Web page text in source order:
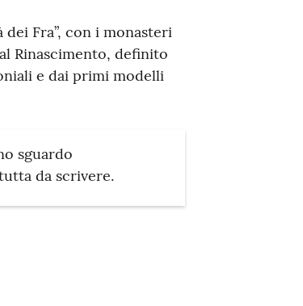
dei Fra”, con i monasteri
Rinascimento, definito
e dai primi modelli
sguardo
da scrivere.